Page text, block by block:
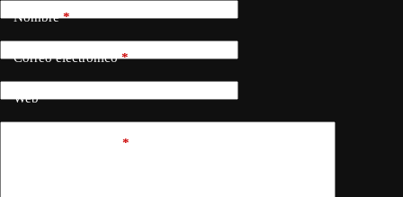
Nombre*
Correo electrónico*
Web
*